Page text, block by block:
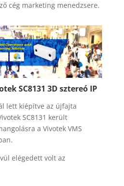
cég marketing menedzsere.
SC8131 3D sztereó IP
lett kiépítve az újfajta
SC8131 került
a Vivotek VMS
elégedett volt az